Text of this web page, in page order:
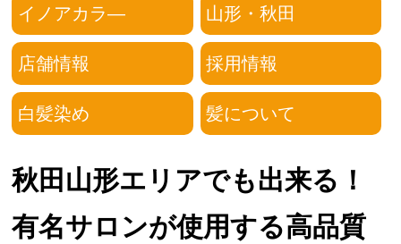
イノアカラ― 山形・秋田
店舗情報 採用情報
白髪染め 髪について
秋田山形エリアでも出来る！
有名サロンが使用する高品質